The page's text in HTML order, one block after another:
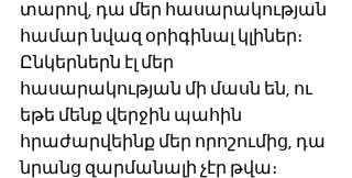
տարով, դա մեր հասարակության
համար նվազ օրիգինալ կլիներ։
Ընկերներն էլ մեր
հասարակության մի մասն են, ու
եթե մենք վերջին պահին
հրաժարվեինք մեր որոշումից, դա
նրանց զարմանալի չէր թվա։